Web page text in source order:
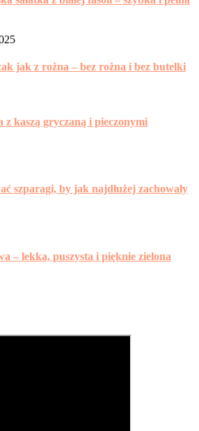
jak z rożna – bez rożna i bez butelki
z kaszą gryczaną i pieczonymi
szparagi, by jak najdłużej zachowały
– lekka, puszysta i pięknie zielona